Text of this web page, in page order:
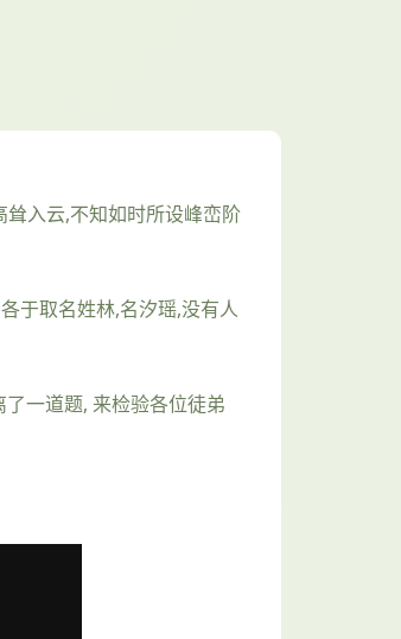
入云,不知如时所设峰峦阶
于取名姓林,名汐瑶,没有人
一道题, 来检验各位徒弟